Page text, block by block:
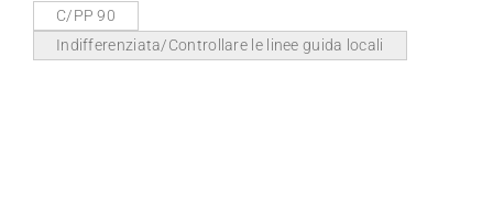
C/PP 90
Indifferenziata/Controllare le linee guida locali